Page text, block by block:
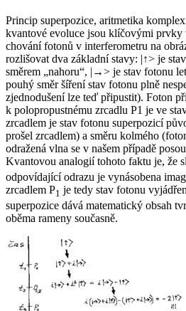
Princip superpozice, aritmetika
kvantové evoluce jsou klíčovými prvky
chování fotonů v interferometru na
rozlišovat dva základní stavy: |↑> je
směrem „nahoru“, |→> je stav fotonu
pouhý směr šíření stav fotonu plně
zjednodušení lze teď připustit). Foton
k polopropustnému zrcadlu P1 je ve
zrcadlem je stav fotonu superpozicí
prošel zrcadlem) a směru kolmého
odražená vlna se v našem případě
Kvantovou analogií tohoto faktu je, že
odpovídající odrazu je vynásobena
zrcadlem P1 je tedy stav fotonu
superpozice dává matematický obsah
oběma rameny současně.